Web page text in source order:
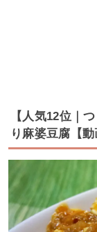
【人気12位｜
り麻婆豆腐【動